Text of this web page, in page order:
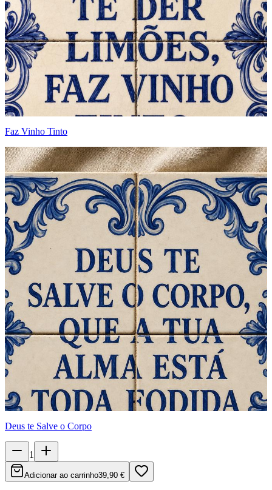
Faz Vinho Tinto
Deus te Salve o Corpo
1
Adicionar ao carrinho39,90 €